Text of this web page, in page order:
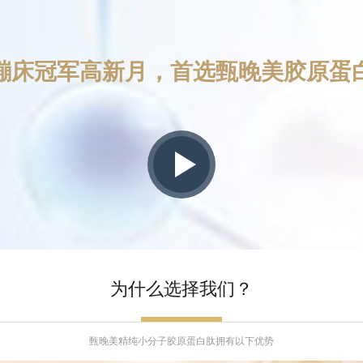
床冠军高新月，首选甄晚美胶原蛋
为什么选择我们？
甄晚美精纯小分子胶原蛋白肽拥有以下优势